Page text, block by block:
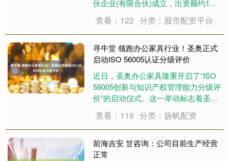
伙企业(有限合伙)成立，出资额约11
万元人民币，经营范围为企业管理咨
询、社会经济咨询服务、财务咨询。
企查查股权穿透显示，该企业由宇树
科技创始人王兴兴及其名下杭州天则
科技有限公....
查看：122 分类：股市配资平台
寻牛堂 领跑办公家具行业！圣奥正式
启动ISO 56005认证分级评价
近日，圣奥办公家具隆重开启了“ISO
56005创新与知识产权管理能力分级评
价”的启动仪式。这一举动标志着圣奥
全国范围内首家进军该认证的企业，
并凸显其在知识产权管理方面的系统
化布局。启动仪式上，萧山区市场监
督....
查看：116 分类：扬帆配资
前海吉安 甘咨询：公司目前生产经营
正常